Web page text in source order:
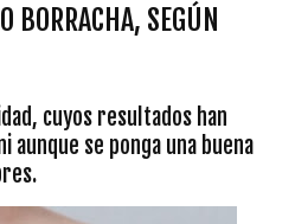
BORRACHA, SEGÚN
cuyos resultados han
se ponga una buena